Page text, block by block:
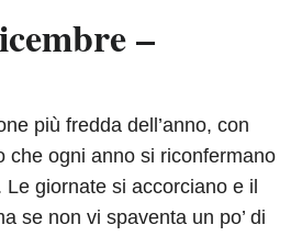
–
più fredda dell’anno, con
che ogni anno si riconfermano
Le giornate si accorciano e il
se non vi spaventa un po’ di